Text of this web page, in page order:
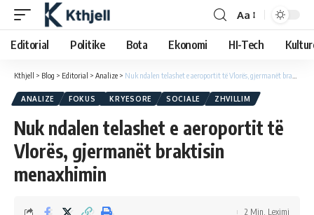
Aa
Editorial Politike Bota Ekonomi HI-Tech
Kthjell > Blog > Editorial > Analize > Nuk ndalen telashet e aeroportit të Vlorës, gjermanët braktisin menaxhimin
ANALIZE FOKUS KRYESORE SOCIALE ZHVILLIM
Nuk ndalen telashet e aeroportit të
Vlorës, gjermanët braktisin
menaxhimin
2 Min. Leximi